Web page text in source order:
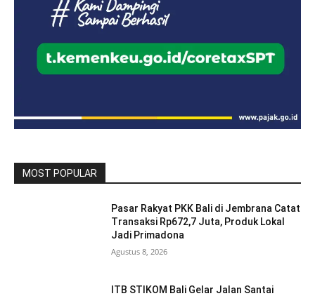
MOST POPULAR
Pasar Rakyat PKK Bali di Jembrana Catat
Transaksi Rp672,7 Juta, Produk Lokal
Jadi Primadona
Agustus 8, 2026
ITB STIKOM Bali Gelar Jalan Santai